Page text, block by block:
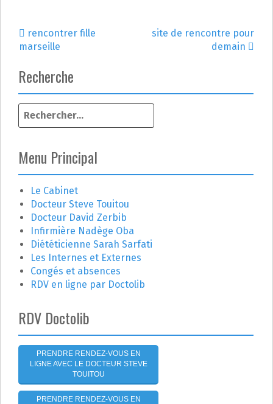
N
a
v
i
g
a
t
i
o
n
d
e
l
a
rencontrer fille
marseille
site de rencontre pour
demain
Recherche
e
h
e
r
c
h
e
r
:
Menu Principal
Le Cabinet
Docteur Steve Touitou
Docteur David Zerbib
Infirmière Nadège Oba
Diététicienne Sarah Sarfati
Les Internes et Externes
Congés et absences
RDV en ligne par Doctolib
RDV Doctolib
PRENDRE RENDEZ-VOUS EN
LIGNE AVEC LE DOCTEUR STEVE
TOUITOU
PRENDRE RENDEZ-VOUS EN